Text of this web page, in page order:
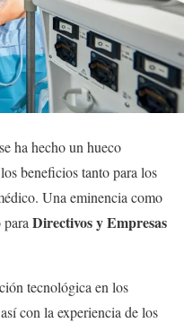
ha hecho un hueco
beneficios tanto para los
Una eminencia como
Directivos y Empresas
tecnológica en los
con la experiencia de los